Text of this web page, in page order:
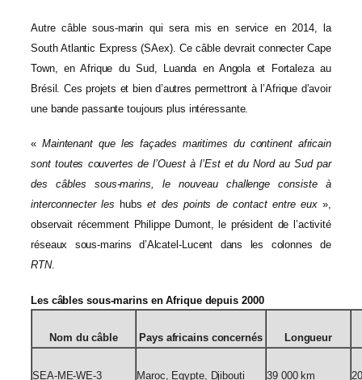
Autre câble sous-marin qui sera mis en service en 2014, la
South Atlantic Express (SAex). Ce câble devrait connecter Cape
Town, en Afrique du Sud, Luanda en Angola et Fortaleza au
Brésil. Ces projets et bien d’autres permettront à l’Afrique d’avoir
une bande passante toujours plus intéressante.
« Maintenant que les façades maritimes du continent africain
sont toutes couvertes de l’Ouest à l’Est et du Nord au Sud par
des câbles sous-marins, le nouveau challenge consiste à
interconnecter les hubs et des points de contact entre eux»,
observait récemment Philippe Dumont, le président de l’activité
réseaux sous-marins d’Alcatel-Lucent dans les colonnes de
RTN.
Les câbles sous-marins en Afrique depuis 2000
Nom du câble Pays africains concernés Longueur
SEA-ME-WE-3 Maroc, Egypte, Djibouti 39 000 km